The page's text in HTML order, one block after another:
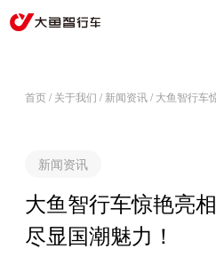
首页/ 关于我们 / 新闻资讯/ 大鱼智行车
新闻资讯
大鱼智行车惊艳亮
尽显国潮魅力！